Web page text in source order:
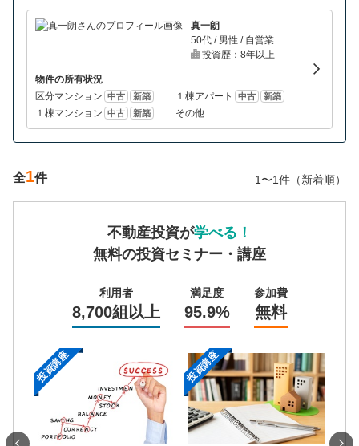
真一朗
50代 / 男性 / 自営業
投資歴：8年以上
物件の所有状況
区分マンション 中古 新築 １棟アパート 中古 新築
１棟マンション 中古 新築 その他
全1件 1〜1件（新着順）
不動産投資が学べる！
無料の投資セミナー・講座
利用者
8,700組以上
満足度
95.9%
参加費
無料
投資講座 投資講座